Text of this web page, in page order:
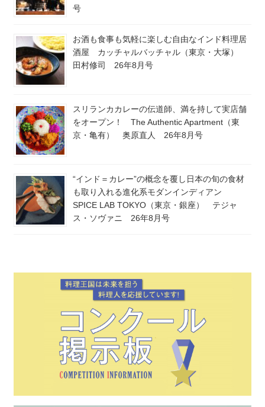
号
お酒も食事も気軽に楽しむ自由なインド料理居
酒屋 カッチャルバッチャル（東京・大塚）
田村修司 26年8月号
スリランカカレーの伝道師、満を持して実店舗
をオープン！ The Authentic Apartment（東
京・亀有） 奥原直人 26年8月号
“インド＝カレー”の概念を覆し日本の旬の食材
も取り入れる進化系モダンインディアン
SPICE LAB TOKYO（東京・銀座） テジャ
ス・ソヴァニ 26年8月号